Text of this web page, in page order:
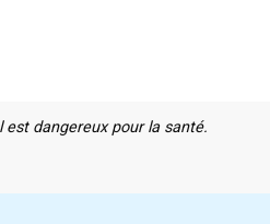
est dangereux pour la santé.